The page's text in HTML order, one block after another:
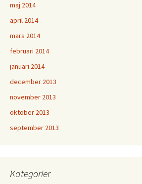
maj 2014
april 2014
mars 2014
februari 2014
januari 2014
december 2013
november 2013
oktober 2013
september 2013
Kategorier